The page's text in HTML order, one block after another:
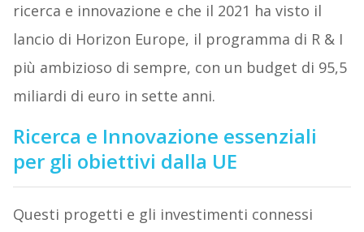
ricerca e innovazione e che il 2021 ha visto il
lancio di Horizon Europe, il programma di R & I
più ambizioso di sempre, con un budget di 95,5
miliardi di euro in sette anni.
Ricerca e Innovazione essenziali
per gli obiettivi dalla UE
Questi progetti e gli investimenti connessi